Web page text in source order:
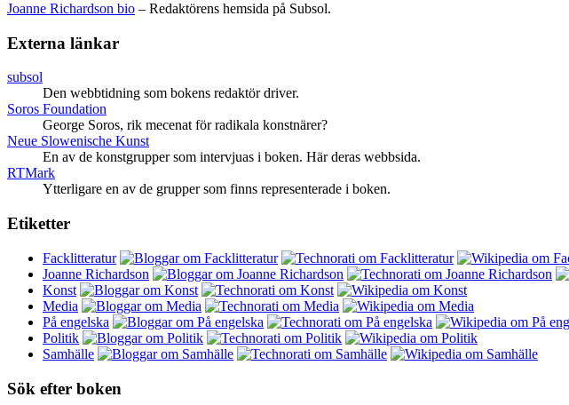
Joanne Richardson bio – Redaktörens hemsida på Subsol.
Externa länkar
subsol
Den webbtidning som bokens redaktör driver.
Soros Foundation
George Soros, rik mecenat för radikala konstnärer?
Neue Slowenische Kunst
En av de konstgrupper som intervjuas i boken. Här deras webbsida.
RTMark
Ytterligare en av de grupper som finns representerade i boken.
Etiketter
Facklitteratur
Joanne Richardson
Konst
Media
På engelska
Politik
Samhälle
Sök efter boken